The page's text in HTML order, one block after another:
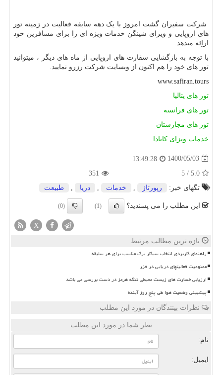
شرکت سفیران گشت امروز با یک دهه سابقه فعالیت در زمینه تور
های اروپایی و ویزای شینگن خدمات ویژه ای را برای مسافرین خود
اراِئه میدهد.
با توجه به بازگشایی سفارت های اروپایی از ماه های دیگر ، میتوانید
تور های خود را هم اکنون از وبسایت شرکت رزرو نمایید.
www.safiran.tours
تور های یتالیا
تور های فرانسه
تور های مجارستان
خدمات ویزای کانادا
1400/05/03
13:49:28
5.0
/
5
351
تگهای خبر:
رپورتاژ خدمات دریا طبیعت
این مطلب را می پسندید؟ (1)
(0)
X
تازه ترین مطالب مرتبط
راهنمای کاربردی انتخاب سیگار برگ مناسب برای هر سلیقه
ممنوعیت فعالیتهای دریایی در خزر
ارزیابی خسارت های زیست محیطی تنگه هرمز در دست بررسی می باشد
پیشبینی وضعیت هوا طی پنج روز آینده
نظرات بینندگان در مورد این مطلب
نظر شما در مورد این مطلب
نام:
ایمیل: